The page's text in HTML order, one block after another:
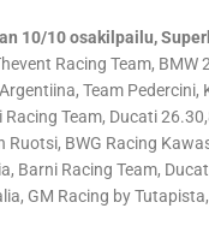
10/10 osakilpailu,
Racing Team, BMW
Team Pedercini,
Team, Ducati
Ruotsi, BWG Racing
Barni Racing Team,
GM Racing by